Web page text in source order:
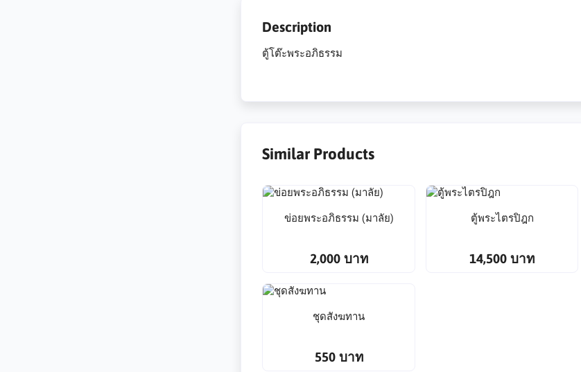
Description
ตู้โต๊ะพระอภิธรรม
Similar Products
ข่อยพระอภิธรรม (มาลัย)
2,000 บาท
ตู้พระไตรปิฎก
14,500 บาท
ชุดสังฆทาน
550 บาท